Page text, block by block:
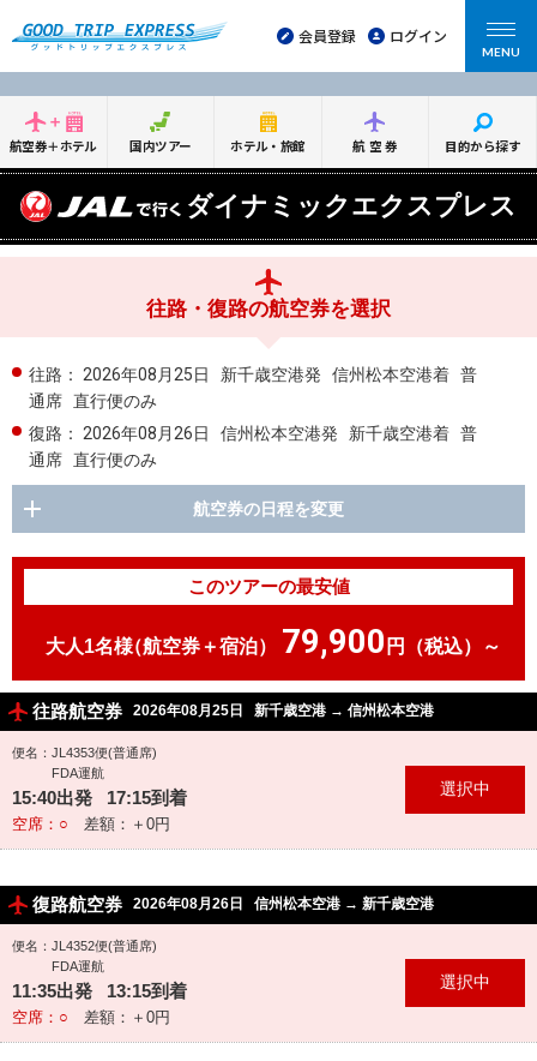
会員登録 ログイン
MENU
航空券＋ホテル 国内ツアー ホテル・旅館 航空券 目的から探す
ダイナミックエクスプレス
往路・復路の航空券を選択
往路： 2026年08月25日 新千歳空港発 信州松本空港着 普
通席 直行便のみ
復路：
2026年08月26日 信州松本空港発 新千歳空港着 普
通席 直行便のみ
航空券の日程を変更
このツアーの最安値
大人1名様（航空券＋宿泊） 79,900 円（税込）～
往路航空券 2026年08月25日 新千歳空港 → 信州松本空港
便名：JL4353便(普通席)
FDA運航
15:40出発 17:15到着
空席：○ 差額：＋0円
復路航空券 2026年08月26日 信州松本空港 → 新千歳空港
便名：JL4352便(普通席)
FDA運航
11:35出発 13:15到着
空席：○ 差額：＋0円